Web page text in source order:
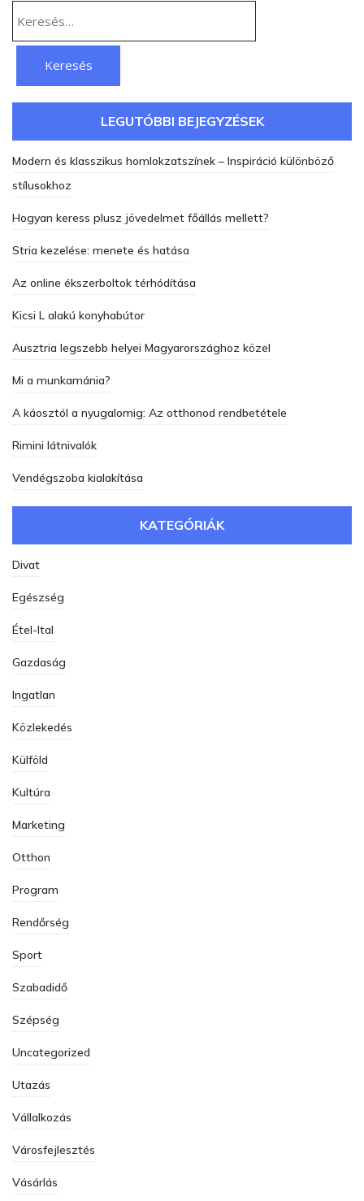
LEGUTÓBBI BEJEGYZÉSEK
Modern és klasszikus homlokzatszínek – Inspiráció különböző
stílusokhoz
Hogyan keress plusz jövedelmet főállás mellett?
Stria kezelése: menete és hatása
Az online ékszerboltok térhódítása
Kicsi L alakú konyhabútor
Ausztria legszebb helyei Magyarországhoz közel
Mi a munkamánia?
A káosztól a nyugalomig: Az otthonod rendbetétele
Rimini látnivalók
Vendégszoba kialakítása
KATEGÓRIÁK
Divat
Egészség
Étel-Ital
Gazdaság
Ingatlan
Közlekedés
Külföld
Kultúra
Marketing
Otthon
Program
Rendőrség
Sport
Szabadidő
Szépség
Uncategorized
Utazás
Vállalkozás
Városfejlesztés
Vásárlás